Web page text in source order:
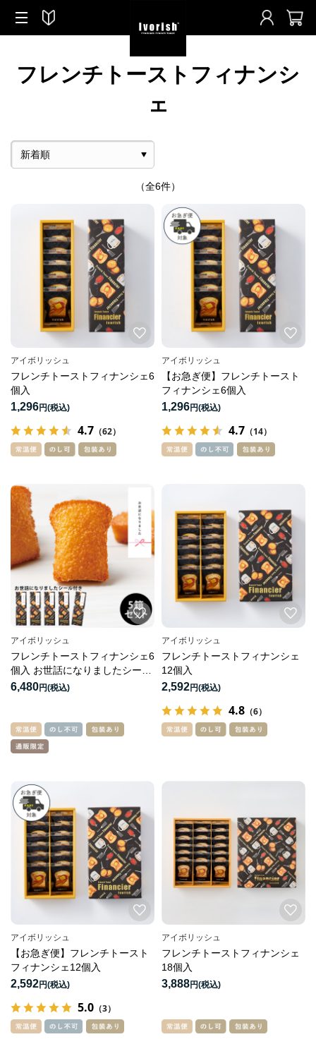
フレンチトーストフィナンシ
ェ
（全6件）
アイボリッシュ
フレンチトーストフィナンシェ6
個入
1,296円
4.7 （62）
アイボリッシュ
【お急ぎ便】フレンチトースト
フィナンシェ6個入
1,296円
4.7 （14）
アイボリッシュ
フレンチトーストフィナンシェ6
個入 お世話になりましたシール
付きセット
6,480円
アイボリッシュ
フレンチトーストフィナンシェ
12個入
2,592円
4.8 （6）
アイボリッシュ
【お急ぎ便】フレンチトースト
フィナンシェ12個入
2,592円
5.0 （3）
アイボリッシュ
フレンチトーストフィナンシェ
18個入
3,888円